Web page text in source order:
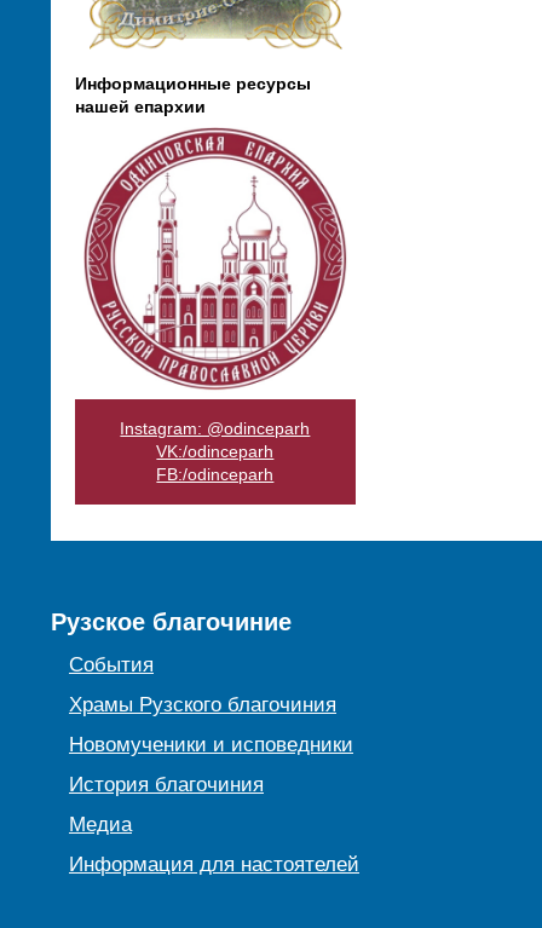
Информационные ресурсы
нашей епархии
Instagram: @odinceparh
VK:/odinceparh
FB:/odinceparh
Рузское благочиние
События
Храмы Рузского благочиния
Новомученики и исповедники
История благочиния
Медиа
Информация для настоятелей